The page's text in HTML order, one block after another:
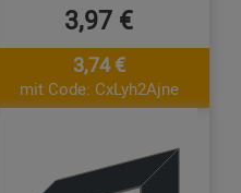
3,97 €
3,74 €
mit Code: CxLyh2Ajne